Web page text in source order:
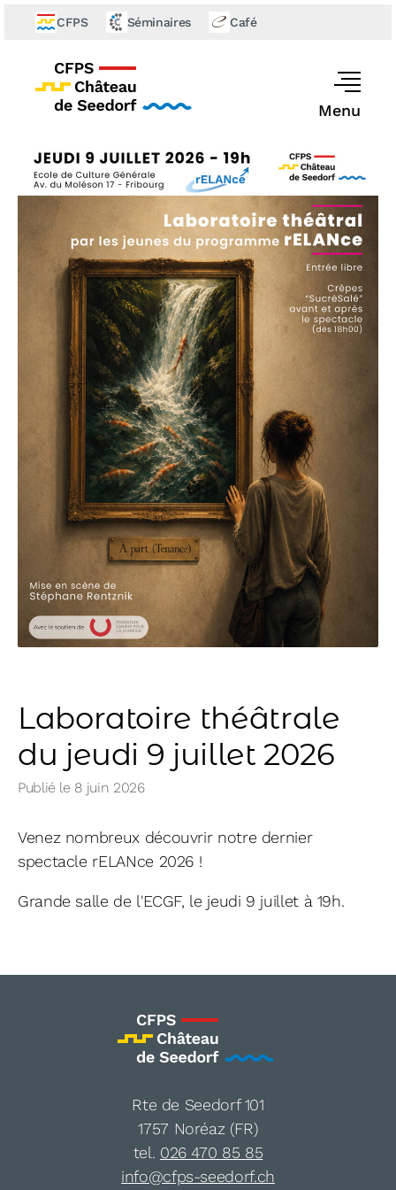
CFPS Séminaires Café
Menu
Laboratoire théâtrale
du jeudi 9 juillet 2026
Publié le 8 juin 2026
Venez nombreux découvrir notre dernier
spectacle rELANce 2026 !
Grande salle de l'ECGF, le jeudi 9 juillet à 19h.
Rte de Seedorf 101
1757 Noréaz (FR)
tel. 026 470 85 85
info@cfps-seedorf.ch